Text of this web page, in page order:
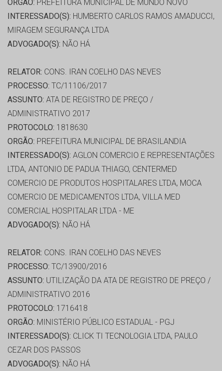
ORGÃO: PREFEITURA MUNICIPAL DE MUNDO NOVO
INTERESSADO(S): HUMBERTO CARLOS RAMOS AMADUCCI,
MIRAGEM SEGURANÇA LTDA
ADVOGADO(S): NÃO HÁ
RELATOR: CONS. IRAN COELHO DAS NEVES
PROCESSO: TC/11106/2017
ASSUNTO: ATA DE REGISTRO DE PREÇO /
ADMINISTRATIVO 2017
PROTOCOLO: 1818630
ORGÃO: PREFEITURA MUNICIPAL DE BRASILANDIA
INTERESSADO(S): AGLON COMERCIO E REPRESENTAÇÕES
LTDA, ANTONIO DE PADUA THIAGO, CENTERMED
COMERCIO DE PRODUTOS HOSPITALARES LTDA, MOCA
COMERCIO DE MEDICAMENTOS LTDA, VILLA MED
COMERCIAL HOSPITALAR LTDA - ME
ADVOGADO(S): NÃO HÁ
RELATOR: CONS. IRAN COELHO DAS NEVES
PROCESSO: TC/13900/2016
ASSUNTO: UTILIZAÇÃO DA ATA DE REGISTRO DE PREÇO /
ADMINISTRATIVO 2016
PROTOCOLO: 1716418
ORGÃO: MINISTÉRIO PÚBLICO ESTADUAL - PGJ
INTERESSADO(S): CLICK TI TECNOLOGIA LTDA, PAULO
CEZAR DOS PASSOS
ADVOGADO(S): NÃO HÁ